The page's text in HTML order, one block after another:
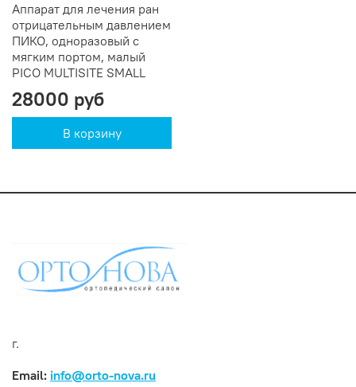
Аппарат для лечения ран
отрицательным давлением
ПИКО, одноразовый c
мягким портом, малый
PICO MULTISITE SMALL
28000 руб
В корзину
г.
Email: info@orto-nova.ru